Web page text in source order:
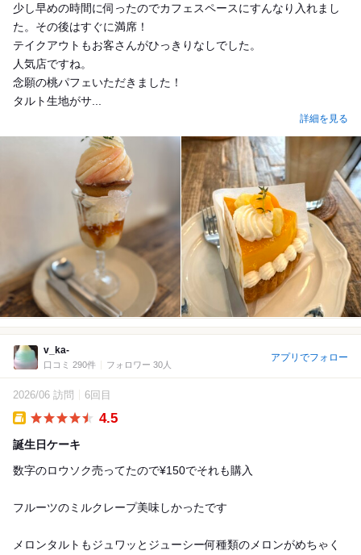
少し早めの時間に伺ったのでカフェスペースにすんなり入れまし
た。その後はすぐに満席！
テイクアウトもお客さんがひっきりなしでした。
人気店ですね。
念願の桃パフェいただきました！
タルト生地がサ...
詳細を見る
v_ka-
口コミ 290件 フォロワー 30人
アプリでフォロー
2026/06 訪問 6回目
4.5
誕生日ケーキ
数字のロウソク売ってたので¥150でそれも購入
フルーツのミルクレープ美味しかったです
メロンタルトもジュワッとジューシー何種類のメロンがめちゃく